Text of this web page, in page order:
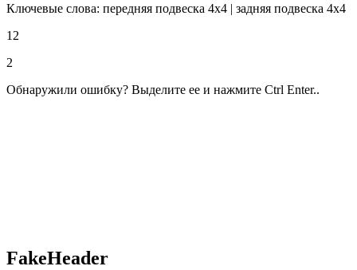
Ключевые слова: передняя подвеска 4х4 | задняя подвеска 4х4
12
2
Обнаружили ошибку? Выделите ее и нажмите Ctrl Enter..
FakeHeader